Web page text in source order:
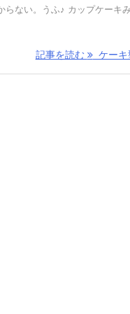
らない。うふ♪ カップケーキ
記事を読む ケーキ